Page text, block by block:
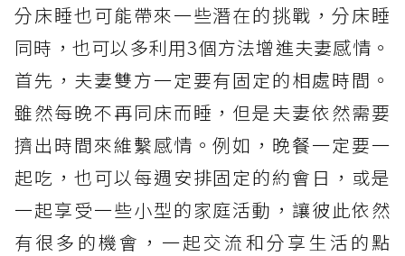
分床睡也可能帶來一些潛在的挑戰，分床睡
同時，也可以多利用3個方法增進夫妻感情。
首先，夫妻雙方一定要有固定的相處時間。
雖然每晚不再同床而睡，但是夫妻依然需要
擠出時間來維繫感情。例如，晚餐一定要一
起吃，也可以每週安排固定的約會日，或是
一起享受一些小型的家庭活動，讓彼此依然
有很多的機會，一起交流和分享生活的點